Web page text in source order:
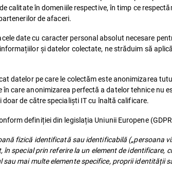
calitate în domeniile respective, în timp ce
de afaceri.
date cu caracter personal absolut necesare
și datelor colectate, ne străduim să
datelor pe care le colectăm este anonimizarea
în care anonimizarea perfectă a datelor tehnice nu
de către specialiști IT cu înaltă calificare.
definiției din legislația Uniunii Europene
fizică identificată sau identificabilă („persoana
special prin referire la un element de identificare,
mai multe elemente specifice, proprii identității